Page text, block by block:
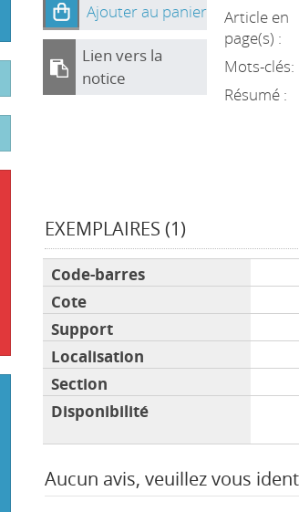
Ajouter au panier
Lien vers la
notice
Article en
page(s) :
Mots-clés:
Résumé :
EXEMPLAIRES (1)
Aucun avis, veuillez vous